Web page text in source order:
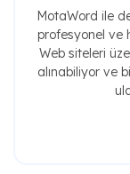
MotaWord ile
profesyonel ve
Web siteleri
alınabiliyor ve